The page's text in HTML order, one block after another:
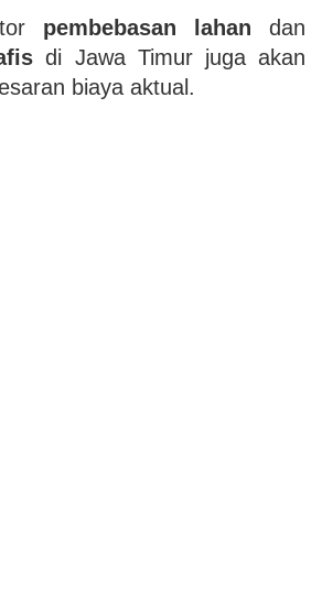
pembebasan lahan dan
di Jawa Timur juga akan
biaya aktual.